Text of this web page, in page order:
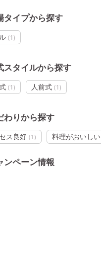
タイプから探す
(1)
スタイルから探す
(1) 人前式 (1)
わりから探す
ス良好 (1) 料理がおいしい
ンペーン情報